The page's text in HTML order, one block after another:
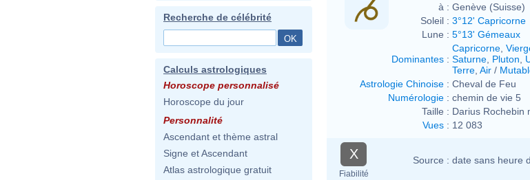
Recherche de célébrité
Calculs astrologiques
Horoscope personnalisé
Horoscope du jour
Personnalité
Ascendant et thème astral
Signe et Ascendant
Atlas astrologique gratuit
à : Genève (Suisse)
Soleil : 3°12' Capricorne
Lune : 5°13' Gémeaux
Dominantes :
Capricorne
Saturne Pluton
Terre Air /
Astrologie Chinoise : Cheval de Feu
Numérologie : chemin de vie 5
Taille : Darius Rochebin
Vues : 12 083
X
Fiabilité
Source : date sans heure